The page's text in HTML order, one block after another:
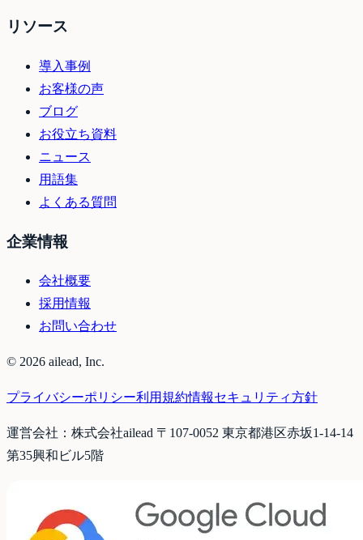
リソース
導入事例
お客様の声
ブログ
お役立ち資料
ニュース
用語集
よくある質問
企業情報
会社概要
採用情報
お問い合わせ
© 2026 ailead, Inc.
プライバシーポリシー利用規約情報セキュリティ方針
運営会社：株式会社ailead 〒107-0052 東京都港区赤坂1-14-14
第35興和ビル5階